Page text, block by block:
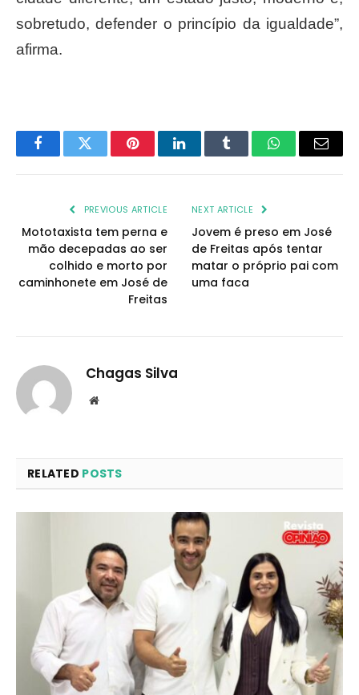
sobretudo, defender o princípio da igualdade”,
afirma.
FacebookTwitter PinterestLinkedInTumblr WhatsAppEmail
PREVIOUS ARTICLE
Mototaxista tem perna e
mão decepadas ao ser
colhido e morto por
caminhonete em José de
Freitas
NEXT ARTICLE
Jovem é preso em José
de Freitas após tentar
matar o próprio pai com
uma faca
Chagas Silva
Website
RELATED POSTS